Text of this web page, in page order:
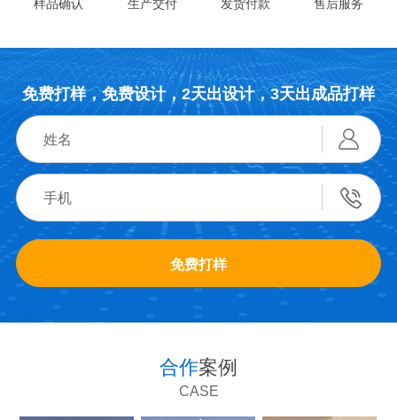
样品确认 生产交付 发货付款 售后服务
免费打样，免费设计，2天出设计，3天出成品打样
免费打样
合作案例
CASE